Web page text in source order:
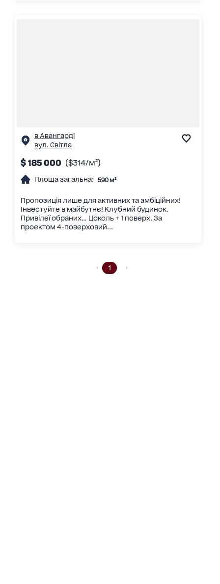
в Авангарді
вул. Світла
$ 185 000 ($314/м²)
Площа загальна: 590 м²
Пропозиція лише для активних та амбіційних!
Інвестуйте в майбутнє! Клубний будинок.
Привілеї обраних… Цоколь + 1 поверх. За
проектом 4-поверховий...
1